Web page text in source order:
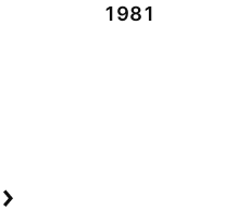
1981